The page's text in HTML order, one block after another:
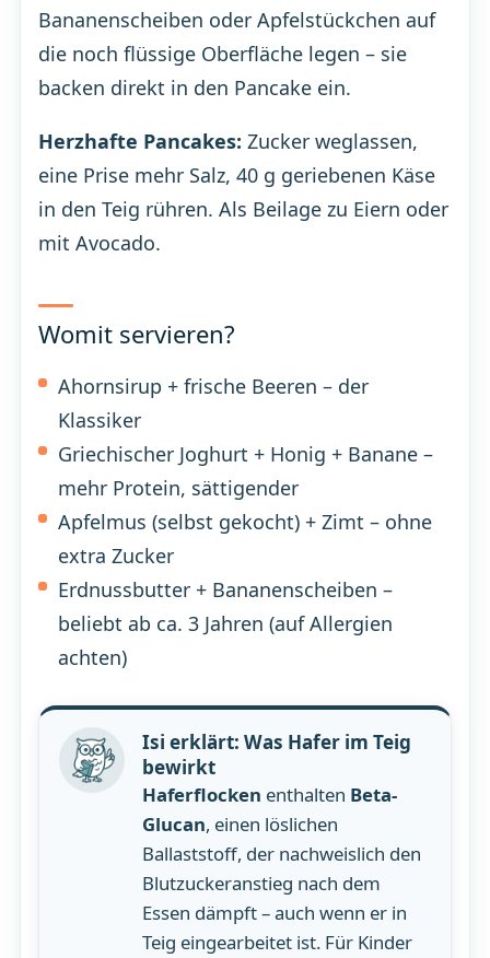
Bananenscheiben oder Apfelstückchen auf
die noch flüssige Oberfläche legen – sie
backen direkt in den Pancake ein.
Herzhafte Pancakes: Zucker weglassen,
eine Prise mehr Salz, 40 g geriebenen Käse
in den Teig rühren. Als Beilage zu Eiern oder
mit Avocado.
Womit servieren?
Ahornsirup + frische Beeren – der
Klassiker
Griechischer Joghurt + Honig + Banane –
mehr Protein, sättigender
Apfelmus (selbst gekocht) + Zimt – ohne
extra Zucker
Erdnussbutter + Bananenscheiben –
beliebt ab ca. 3 Jahren (auf Allergien
achten)
Isi erklärt: Was Hafer im Teig
bewirkt
Haferflocken enthalten Beta-
Glucan, einen löslichen
Ballaststoff, der nachweislich den
Blutzuckeranstieg nach dem
Essen dämpft – auch wenn er in
Teig eingearbeitet ist. Für Kinder